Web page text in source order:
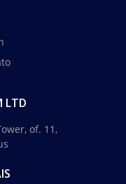
LTD
of. 11,